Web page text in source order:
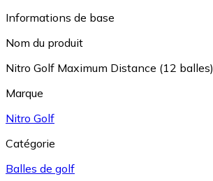
Informations de base
Nom du produit
Nitro Golf Maximum Distance (12 balles)
Marque
Nitro Golf
Catégorie
Balles de golf